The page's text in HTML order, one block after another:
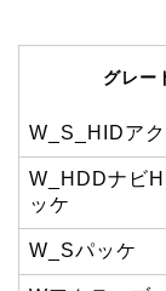
グレー
W_S_HIDア
W_HDDナビ
ッケ
W_Sパッケ